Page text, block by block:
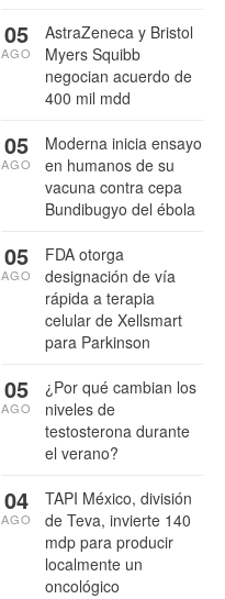
AstraZeneca y Bristol
Myers Squibb
negocian acuerdo de
400 mil mdd
05
AGO
Moderna inicia ensayo
en humanos de su
vacuna contra cepa
Bundibugyo del ébola
05
AGO
FDA otorga
designación de vía
rápida a terapia
celular de Xellsmart
para Parkinson
05
AGO
¿Por qué cambian los
niveles de
testosterona durante
el verano?
05
AGO
TAPI México, división
de Teva, invierte 140
mdp para producir
localmente un
oncológico
04
AGO